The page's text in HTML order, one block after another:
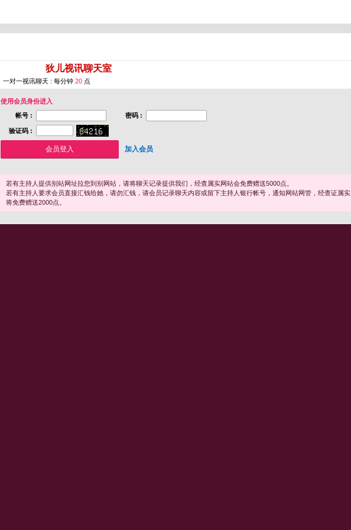
狄儿视讯聊天室
一对一视讯聊天 : 每分钟 20 点
使用会员身份进入
帐号 :
密码 :
验证码 :
加入会员
若有主持人提供别站网址拉您到别网站，请将聊天记录提供我们，经查属实网站会免费赠送5000点。
若有主持人要求会员直接汇钱给她，请勿汇钱，请会员记录聊天内容或留下主持人银行帐号，通知网站网管，经查证属
将免费赠送2000点。